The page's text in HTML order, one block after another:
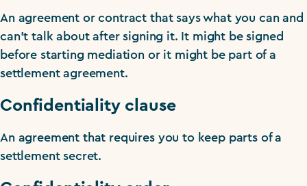
An agreement or contract that says what you can and
can’t talk about after signing it. It might be signed
before starting mediation or it might be part of a
settlement agreement.
Confidentiality clause
An agreement that requires you to keep parts of a
settlement secret.